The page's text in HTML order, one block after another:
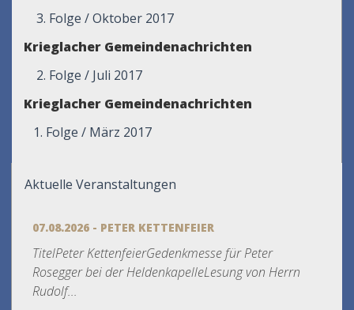
3. Folge / Oktober 2017
Krieglacher Gemeindenachrichten
2. Folge / Juli 2017
Krieglacher Gemeindenachrichten
1. Folge / März 2017
Aktuelle Veranstaltungen
07.08.2026 - PETER KETTENFEIER
TitelPeter KettenfeierGedenkmesse für Peter
Rosegger bei der HeldenkapelleLesung von Herrn
Rudolf...